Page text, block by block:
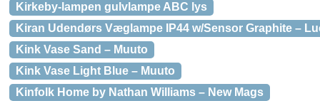
Kirkeby-lampen gulvlampe ABC lys
Kiran Udendørs Væglampe IP44 w/Sensor Graphite –
Kink Vase Sand – Muuto
Kink Vase Light Blue – Muuto
Kinfolk Home by Nathan Williams – New Mags